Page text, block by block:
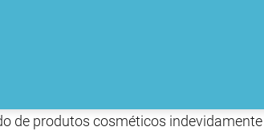
de produtos cosméticos